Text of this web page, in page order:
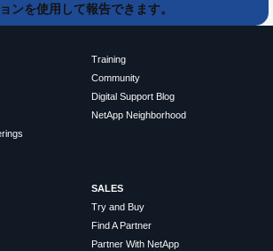
ンを使用して報告できます。
Training
Community
Digital Support Blog
NetApp Neighborhood
SALES
Try and Buy
Find A Partner
Partner With NetApp